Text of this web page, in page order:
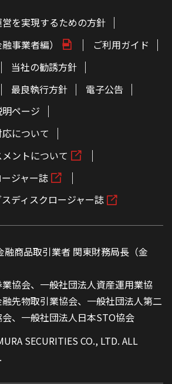
を実現するための方針
事業者編）
ご利用ガイド
当社の勧誘方針
最良執行方針
電子公告
ページ
について
ントについて
ジャー誌
ディスクロージャー誌
融商品取引業者 関東財務局長（金
協会、一般社団法人資産運用業協
先物取引業協会、一般社団法人第二
、一般社団法人日本STO協会
SECURITIES CO., LTD. ALL